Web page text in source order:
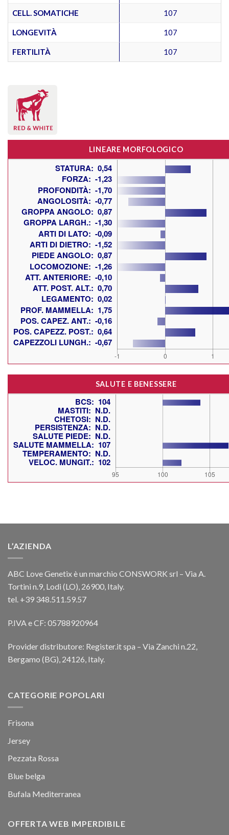
CELL. SOMATICHE 107
LONGEVITÀ 107
FERTILITÀ 107
LINEARE MORFOLOGICO
SALUTE E BENESSERE
L’AZIENDA
ABC Love Genetix è un marchio CONSWORK srl – Via A.
Tortini n.9, Lodi (LO), 26900, Italy.
tel. +39 348.511.59.57
P.IVA e CF: 05788920964
Provider distributore: Register.it spa – Via Zanchi n.22,
Bergamo (BG), 24126, Italy.
CATEGORIE POPOLARI
Frisona
Jersey
Pezzata Rossa
Blue belga
Bufala Mediterranea
OFFERTA WEB IMPERDIBILE